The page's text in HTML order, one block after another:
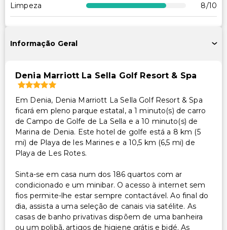
Espaço para conferências
Sem transporte acessível
Spa acessível para cadeira de rodas
Acessibilidade no quarto (em quartos selecionados)
Recepção acessível para cadeira de rodas
Piscina acessível para cadeira de rodas
Centro de fitness acessível para cadeira de rodas
Receção com concierge acessível para cadeira de
Restaurante no local acessível para cadeira de rodas
Caminho acessível para cadeira de rodas
Estacionamento acessível para cadeira de rodas
Limpeza
8/10
Informação Geral
Denia Marriott La Sella Golf Resort & Spa
Em Denia, Denia Marriott La Sella Golf Resort & Spa
ficará em pleno parque estatal, a 1 minuto(s) de carro
de Campo de Golfe de La Sella e a 10 minuto(s) de
Marina de Denia. Este hotel de golfe está a 8 km (5
mi) de Playa de les Marines e a 10,5 km (6,5 mi) de
Playa de Les Rotes.
Sinta-se em casa num dos 186 quartos com ar
condicionado e um minibar. O acesso à internet sem
fios permite-lhe estar sempre contactável. Ao final do
dia, assista a uma seleção de canais via satélite. As
casas de banho privativas dispõem de uma banheira
ou um polibã, artigos de higiene grátis e bidé. As